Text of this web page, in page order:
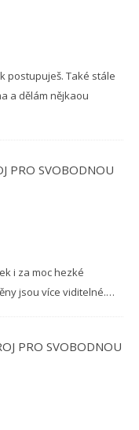
postupuješ. Také stále
a dělám nějkaou
PRO SVOBODNOU
i za moc hezké
jsou více viditelné.…
PRO SVOBODNOU